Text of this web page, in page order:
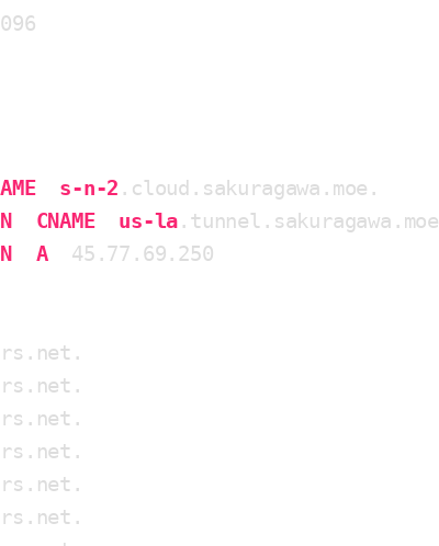
s-n-2 .cloud .sakuragawa .moe
CNAME us-la .tunnel .sakuragawa .moe
A
  45
.77 .69 .250
.net .
.net .
.net .
.net .
.net .
.net .